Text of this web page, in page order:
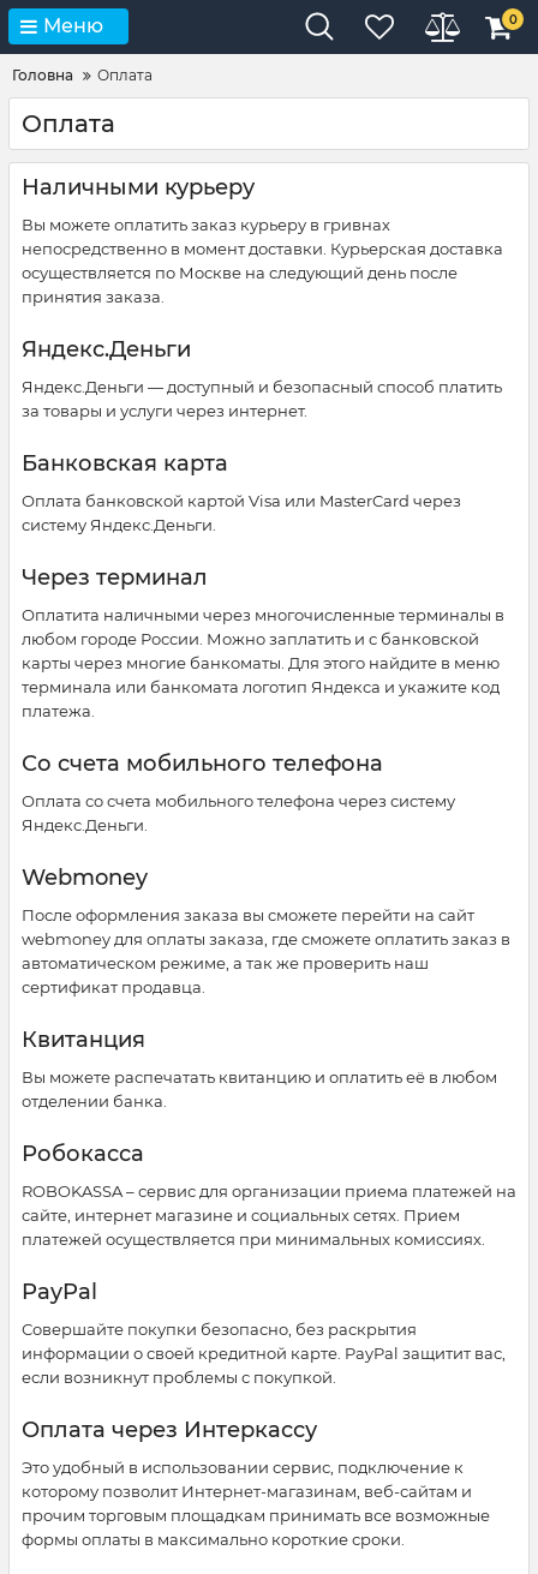
Меню 0
Головна Оплата
Оплата
Наличными курьеру
Вы можете оплатить заказ курьеру в гривнах
непосредственно в момент доставки. Курьерская доставка
осуществляется по Москве на следующий день после
принятия заказа.
Яндекс.Деньги
Яндекс Деньги — доступный и безопасный способ платить
за товары и услуги через интернет.
Банковская карта
Оплата банковской картой Visa или MasterCard через
систему Яндекс.Деньги.
Через терминал
Оплатита наличными через многочисленные терминалы в
любом городе России. Можно заплатить и с банковской
карты через многие банкоматы. Для этого найдите в меню
терминала или банкомата логотип Яндекса и укажите код
платежа.
Со счета мобильного телефона
Оплата со счета мобильного телефона через систему
Яндекс.Деньги.
Webmoney
После оформления заказа вы сможете перейти на сайт
webmoney для оплаты заказа, где сможете оплатить заказ в
автоматическом режиме, а так же проверить наш
сертификат продавца.
Квитанция
Вы можете распечатать квитанцию и оплатить её в любом
отделении банка.
Робокасса
ROBOKASSA – сервис для организации приема платежей на
сайте, интернет магазине и социальных сетях. Прием
платежей осуществляется при минимальных комиссиях.
PayPal
Совершайте покупки безопасно, без раскрытия
информации о своей кредитной карте. PayPal защитит вас,
если возникнут проблемы с покупкой.
Оплата через Интеркассу
Это удобный в использовании сервис, подключение к
которому позволит Интернет-магазинам, веб-сайтам и
прочим торговым площадкам принимать все возможные
формы оплаты в максимально короткие сроки.